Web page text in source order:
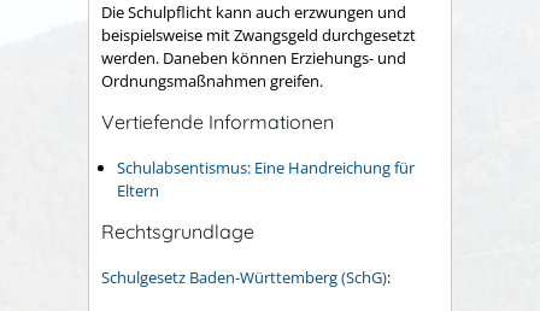
Die Schulpflicht kann auch erzwungen und
beispielsweise mit Zwangsgeld durchgesetzt
werden. Daneben können Erziehungs- und
Ordnungsmaßnahmen greifen.
Vertiefende Informationen
Schulabsentismus: Eine Handreichung für
Eltern
Rechtsgrundlage
Schulgesetz Baden-Württemberg (SchG):